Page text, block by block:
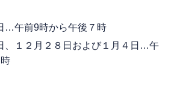
…午前9時から午後７時
、１２月２８日および１月４日…午